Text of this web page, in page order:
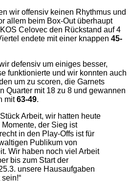
wir offensiv keinen Rhythmus und
allem beim Box-Out überhaupt
Celovec den Rückstand auf 4
endete mit einer knappen 45-
defensiv um einiges besser,
funktionierte und wir konnten auch
um zu scoren, die Garnets
Quarter mit 18 zu 8 und gewannen
mit63-49.
Arbeit, wir hatten heute
der Sieg ist
in den Play-Offs ist für
Publikum von
Wir haben noch viel Arbeit
bis zum Start der
unsere Hausaufgaben